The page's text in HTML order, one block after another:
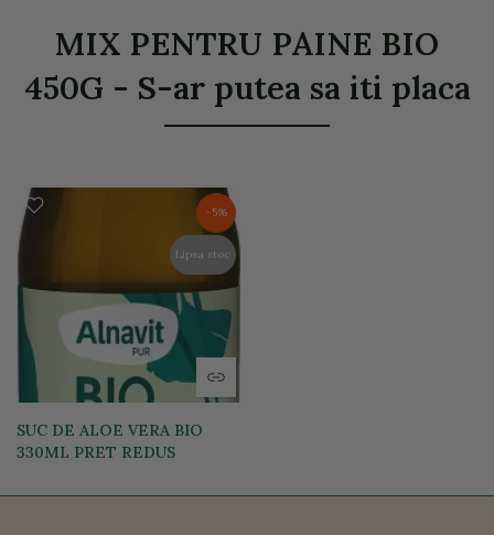
MIX PENTRU PAINE BIO
450G - S-ar putea sa iti placa
-5%
Lipsa stoc
SUC DE ALOE VERA BIO
330ML PRET REDUS